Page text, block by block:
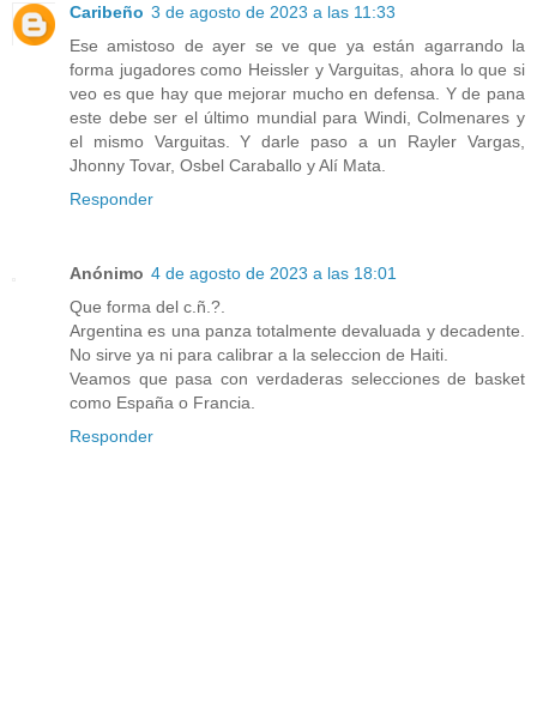
Caribeño 3 de agosto de 2023 a las 11:33
Ese amistoso de ayer se ve que ya están agarrando la
forma jugadores como Heissler y Varguitas, ahora lo que si
veo es que hay que mejorar mucho en defensa. Y de pana
este debe ser el último mundial para Windi, Colmenares y
el mismo Varguitas. Y darle paso a un Rayler Vargas,
Jhonny Tovar, Osbel Caraballo y Alí Mata.
Responder
Anónimo 4 de agosto de 2023 a las 18:01
Que forma del c.ñ.?.
Argentina es una panza totalmente devaluada y decadente.
No sirve ya ni para calibrar a la seleccion de Haiti.
Veamos que pasa con verdaderas selecciones de basket
como España o Francia.
Responder